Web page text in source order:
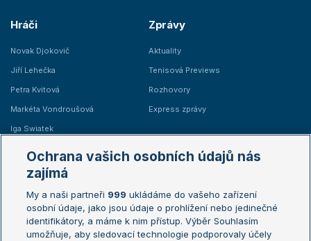
Hráči
Novak Djokovič
Jiří Lehečka
Petra Kvitová
Markéta Vondroušová
Iga Swiatek
Zprávy
Aktuality
Tenisová Previews
Rozhovory
Express zprávy
Žebříčky
Žebříček ATP (muži)
Žebříček WTA (ženy)
Sázkařský žebříček
Australian Open
French Open
Wimbledon
Ochrana vašich osobních údajů nás
zajímá
My a naši partneři 999 ukládáme do vašeho zařízení
osobní údaje, jako jsou údaje o prohlížení nebo jedinečné
identifikátory, a máme k nim přístup. Výběr Souhlasím
umožňuje, aby sledovací technologie podporovaly účely